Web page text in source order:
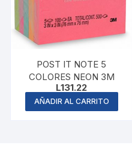
POST IT NOTE 5
COLORES NEON 3M
L131.22
AÑADIR AL CARRITO